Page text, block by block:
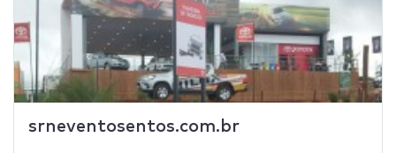
srneventosentos.com.br